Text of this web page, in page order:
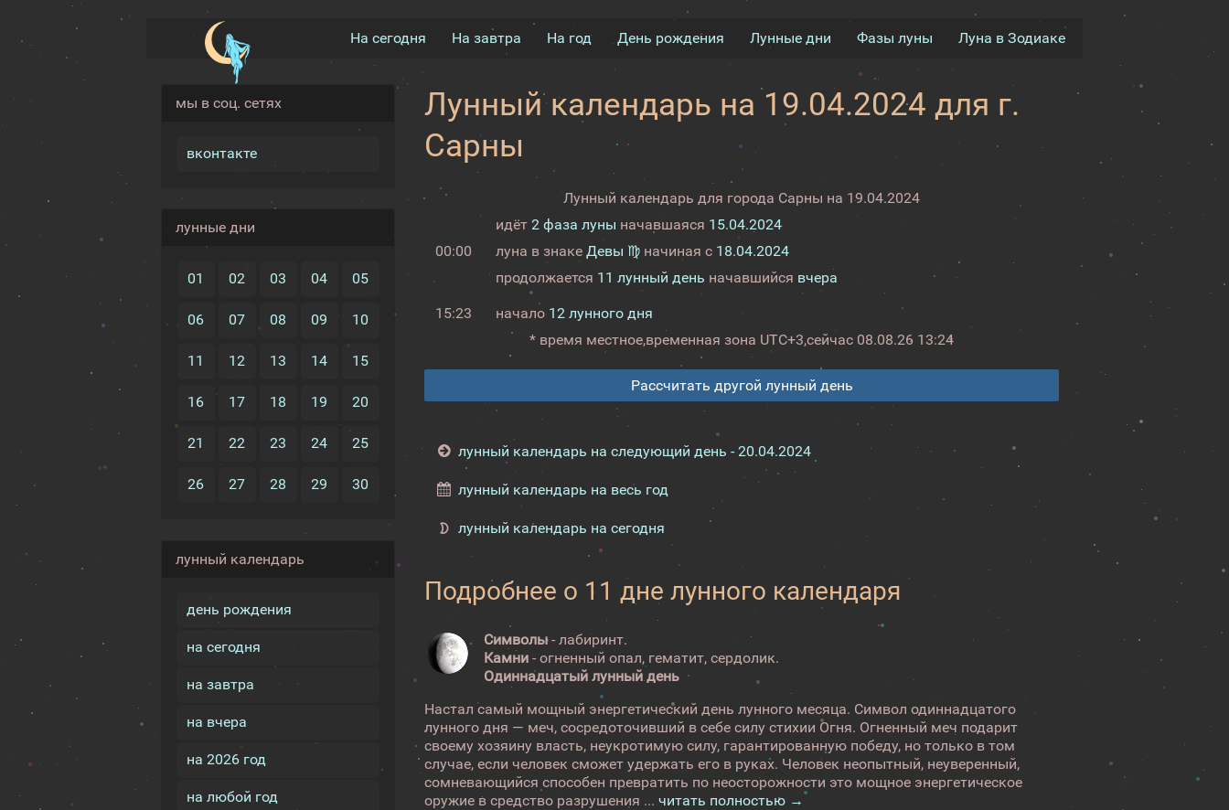
На сегодня На завтра На год День рождения Лунные дни Фазы луны Луна в Зодиаке
мы в соц. сетях
вконтакте
лунные дни
01 02 03 04 05
06 07 08 09 10
11 12 13 14 15
16 17 18 19 20
21 22 23 24 25
26 27 28 29 30
лунный календарь
день рождения
на сегодня
на завтра
на вчера
на 2026 год
на любой год
Лунный календарь на 19.04.2024 для г.
Сарны
Лунный календарь для города Сарны на 19.04.2024
00:00
идёт 2 фаза луны начавшаяся 15.04.2024
луна в знаке Девы ♍начиная с 18.04.2024
продолжается 11 лунный день начавшийся вчера
15:23 начало 12 лунного дня
* время местное,временная зона UTC+3,сейчас 08.08.26 13:24
Рассчитать другой лунный день
лунный календарь на следующий день - 20.04.2024
лунный календарь на весь год
лунный календарь на сегодня
Подробнее о 11 дне лунного календаря
Символы- лабиринт.
Камни - огненный опал, гематит, сердолик.
Одиннадцатый лунный день
Настал самый мощный энергетический день лунного месяца. Символ одиннадцатого
лунного дня — меч, сосредоточивший в себе силу стихии Огня. Огненный меч подарит
своему хозяину власть, неукротимую силу, гарантированную победу, но только в том
случае, если человек сможет удержать его в руках. Человек неопытный, неуверенный,
сомневающийся способен превратить по неосторожности это мощное энергетическое
оружие в средство разрушения ...читать полностью →